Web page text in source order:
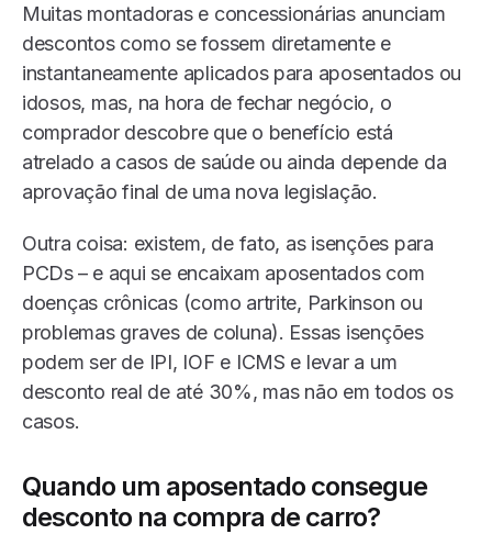
Muitas montadoras e concessionárias anunciam
descontos como se fossem diretamente e
instantaneamente aplicados para aposentados ou
idosos, mas, na hora de fechar negócio, o
comprador descobre que o benefício está
atrelado a casos de saúde ou ainda depende da
aprovação final de uma nova legislação.
Outra coisa: existem, de fato, as isenções para
PCDs– e aqui se encaixam aposentados com
doenças crônicas (como artrite, Parkinson ou
problemas graves de coluna). Essas isenções
podem ser de IPI, IOF e ICMS e levar a um
desconto real de até 30%, mas não em todos os
casos.
Quando um aposentado consegue
desconto na compra de carro?